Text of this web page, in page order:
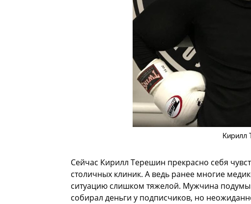
Кирилл
Сейчас Кирилл Терешин прекрасно себя
столичных клиник. А ведь ранее многие
ситуацию слишком тяжелой. Мужчина
собирал деньги у подписчиков, но